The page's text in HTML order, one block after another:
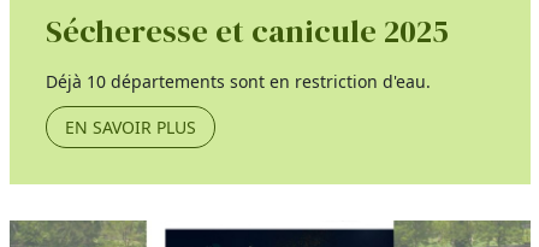
Sécheresse et canicule 2025
Déjà 10 départements sont en restriction d'eau.
EN SAVOIR PLUS